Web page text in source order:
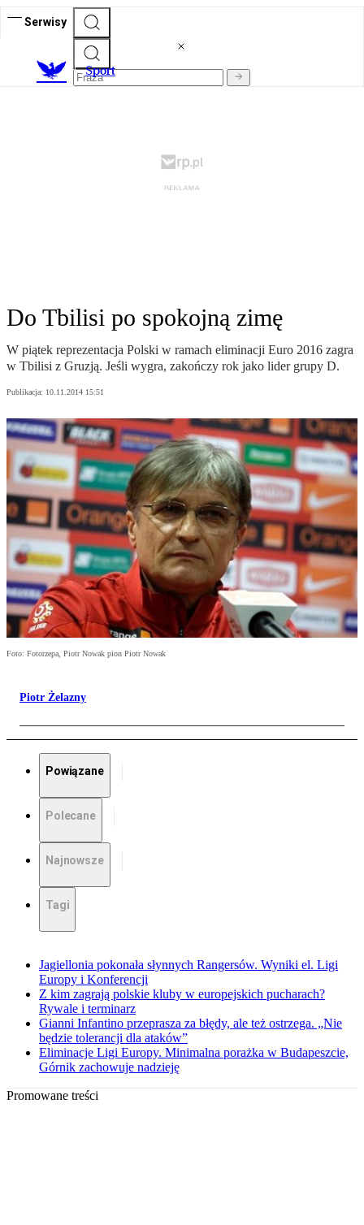
Serwisy
Sport
Do Tbilisi po spokojną zimę
W piątek reprezentacja Polski w ramach eliminacji Euro 2016 zagra
w Tbilisi z Gruzją. Jeśli wygra, zakończy rok jako lider grupy D.
Publikacja: 10.11.2014 15:51
Foto: Fotorzepa, Piotr Nowak pion Piotr Nowak
Piotr Żelazny
Powiązane
Polecane
Najnowsze
Tagi
Jagiellonia pokonała słynnych Rangersów. Wyniki el. Ligi
Europy i Konferencji
Z kim zagrają polskie kluby w europejskich pucharach?
Rywale i terminarz
Gianni Infantino przeprasza za błędy, ale też ostrzega. „Nie
będzie tolerancji dla ataków”
Eliminacje Ligi Europy. Minimalna porażka w Budapeszcie,
Górnik zachowuje nadzieję
Promowane treści